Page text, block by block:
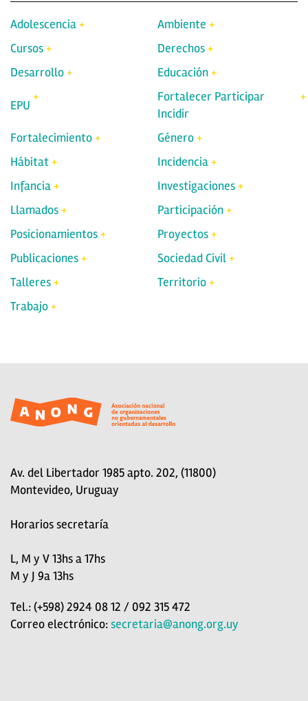
Adolescencia
Ambiente
Cursos
Derechos
Desarrollo
Educación
EPU
Fortalecer Participar
Incidir
Fortalecimiento
Género
Hábitat
Incidencia
Infancia
Investigaciones
Llamados
Participación
Posicionamientos
Proyectos
Publicaciones
Sociedad Civil
Talleres
Territorio
Trabajo
Av. del Libertador 1985 apto. 202, (11800)
Montevideo, Uruguay
Horarios secretaría
L, M y V 13hs a 17hs
M y J 9a 13hs
Tel.: (+598) 2924 08 12 / 092 315 472
Correo electrónico:secretaria@anong.org.uy